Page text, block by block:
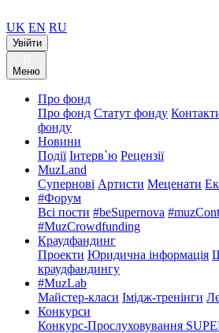
UK EN RU
Увійти
Меню
Про фонд
Про фонд Статут фонду
фонду
Новини
Події Інтерв`ю Рецензії
MuzLand
Супернові Артисти Меценати
#Форум
Всі пости #beSupernova
#MuzCrowdfunding
Краудфандинг
Проекти Юридична інформація
краудфандингу
#MuzLab
Майстер-класи Імідж-тренінги
Конкурси
Конкурс-Прослуховування